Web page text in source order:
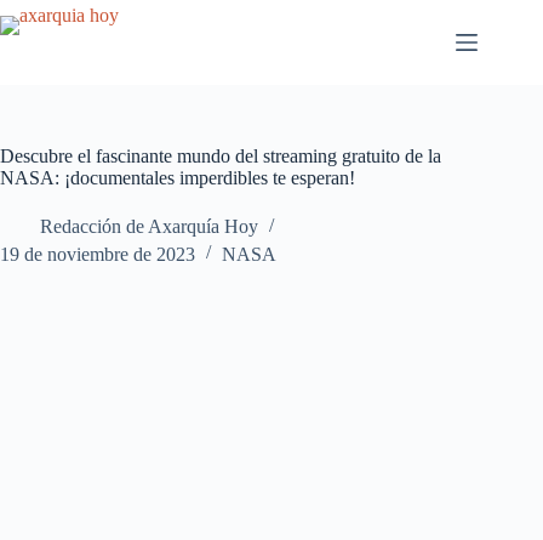
Saltar
al
Descubre el fascinante mundo del streaming gratuito de la
NASA: ¡documentales imperdibles te esperan!
Redacción de Axarquía Hoy
19 de noviembre de 2023
NASA